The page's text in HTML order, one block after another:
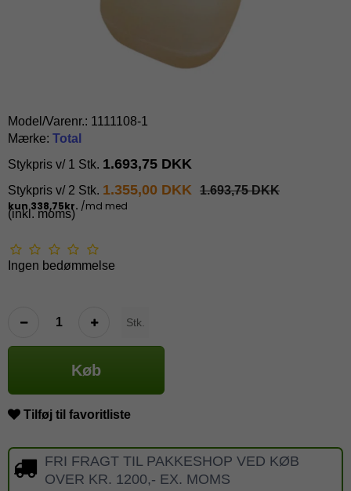
Model/Varenr.: 1111108-1
Mærke: Total
Stykpris v/ 1 Stk. 1.693,75 DKK
Stykpris v/ 2 Stk. 1.355,00 DKK 1.693,75 DKK
(inkl. moms)
Ingen bedømmelse
Stk.
Køb
Tilføj til favoritliste
FRI FRAGT TIL PAKKESHOP VED KØB
OVER KR. 1200,- EX. MOMS